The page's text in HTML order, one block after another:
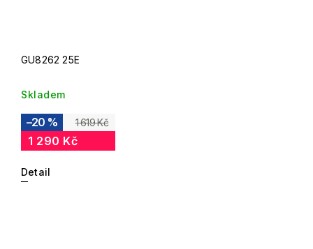
GU8262 25E
Skladem
1 619 Kč
–20 %
1 290 Kč
Detail